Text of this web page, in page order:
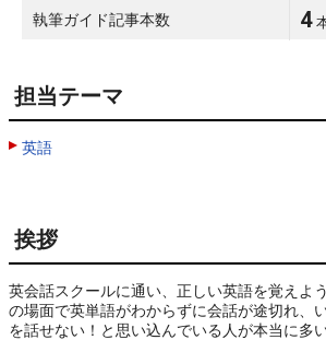
執筆ガイド記事本数 4
担当テーマ
英語
挨拶
英会話スクールに通い、正しい英語を覚えよ
の場面で英単語がわからずに会話が途切れ、
を話せない！と思い込んでいる人が本当に多い